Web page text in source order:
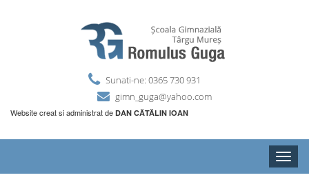
Sunati-ne: 0365 730 931
gimn_guga@yahoo.com
Website creat si administrat de DAN CĂTĂLIN IOAN
Toggle